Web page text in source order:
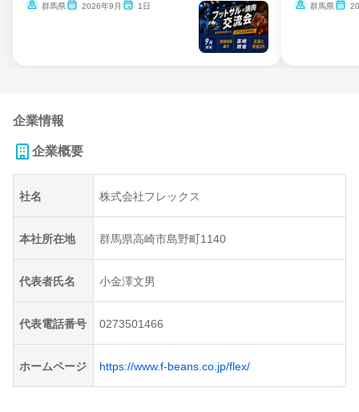
群馬県
2026年9月 1日
群馬県
企業情報
企業概要
社名 株式会社フレックス
本社所在地 群馬県高崎市島野町1140
代表者氏名 小金澤文男
代表電話番号 0273501466
ホームページ https://www.f-beans.co.jp/flex/